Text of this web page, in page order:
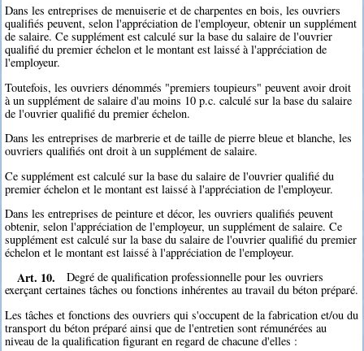
Dans les entreprises de menuiserie et de charpentes en bois, les ouvriers
qualifiés peuvent, selon l'appréciation de l'employeur, obtenir un supplément
de salaire. Ce supplément est calculé sur la base du salaire de l'ouvrier
qualifié du premier échelon et le montant est laissé à l'appréciation de
l'employeur.
Toutefois, les ouvriers dénommés "premiers toupieurs" peuvent avoir droit
à un supplément de salaire d'au moins 10 p.c. calculé sur la base du salaire
de l'ouvrier qualifié du premier échelon.
Dans les entreprises de marbrerie et de taille de pierre bleue et blanche, les
ouvriers qualifiés ont droit à un supplément de salaire.
Ce supplément est calculé sur la base du salaire de l'ouvrier qualifié du
premier échelon et le montant est laissé à l'appréciation de l'employeur.
Dans les entreprises de peinture et décor, les ouvriers qualifiés peuvent
obtenir, selon l'appréciation de l'employeur, un supplément de salaire. Ce
supplément est calculé sur la base du salaire de l'ouvrier qualifié du premier
échelon et le montant est laissé à l'appréciation de l'employeur.
Art. 10.
Degré de qualification professionnelle pour les ouvriers
exerçant certaines tâches ou fonctions inhérentes au travail du béton préparé.
Les tâches et fonctions des ouvriers qui s'occupent de la fabrication et/ou du
transport du béton préparé ainsi que de l'entretien sont rémunérées au
niveau de la qualification figurant en regard de chacune d'elles :